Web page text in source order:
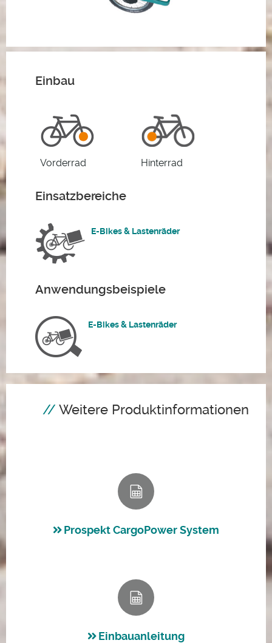
Einbau
Vorderrad Hinterrad
Einsatzbereiche
E-Bikes & Lastenräder
Anwendungsbeispiele
E-Bikes & Lastenräder
Weitere Produktinformationen
Prospekt CargoPower System
Einbauanleitung